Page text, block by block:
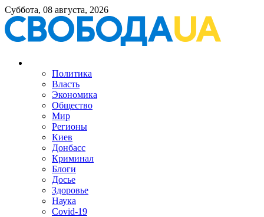
Суббота, 08 августа, 2026
Политика
Власть
Экономика
Общество
Мир
Регионы
Киев
Донбасс
Криминал
Блоги
Досье
Здоровье
Наука
Covid-19